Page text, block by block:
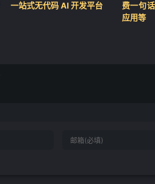
一站式无代码 AI 开发平台
费一句
应用等